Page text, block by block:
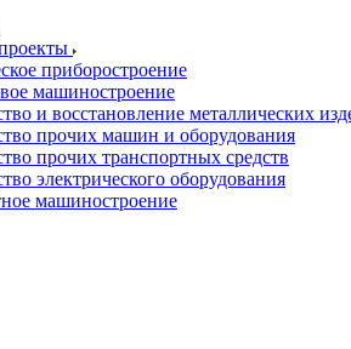
приборостроение
машиностроение
и восстановление металлических
прочих машин и оборудования
прочих транспортных средств
электрического оборудования
машиностроение